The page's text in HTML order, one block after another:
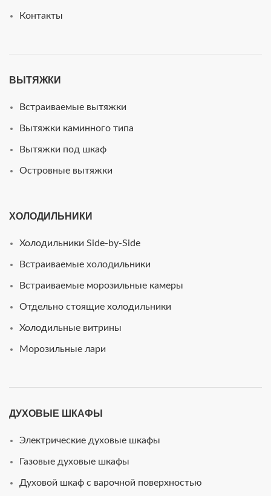
Контакты
ВЫТЯЖКИ
Встраиваемые вытяжки
Вытяжки каминного типа
Вытяжки под шкаф
Островные вытяжки
ХОЛОДИЛЬНИКИ
Холодильники Side-by-Side
Встраиваемые холодильники
Встраиваемые морозильные камеры
Отдельно стоящие холодильники
Холодильные витрины
Морозильные лари
ДУХОВЫЕ ШКАФЫ
Электрические духовые шкафы
Газовые духовые шкафы
Духовой шкаф с варочной поверхностью